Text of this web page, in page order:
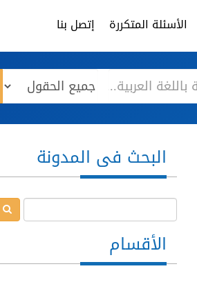
الأسئلة المتكررة إتصل بنا
البحث فى المدونة
الأقسام